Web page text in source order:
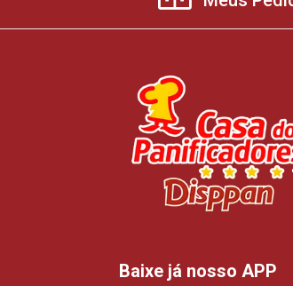
Baixe já nosso APP